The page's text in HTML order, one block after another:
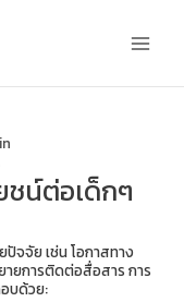
ชน์ต่อเด็กๆ
จจัย เช่น โอกาสทาง
ยการติดต่อสื่อสาร การ
บด้วย: